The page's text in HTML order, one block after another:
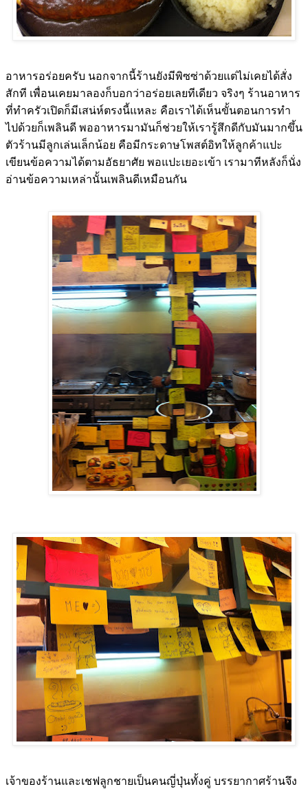
อาหารอร่อยครับ นอกจากนี้ร้านยังมีพิซซ่าด้วยแต่ไม่เคยได้สั่ง
สักที เพื่อนเคยมาลองก็บอกว่าอร่อยเลยทีเดียว จริงๆ ร้านอาหาร
ที่ทำครัวเปิดก็มีเสน่ห์ตรงนี้แหละ คือเราได้เห็นขั้นตอนการทำ
ไปด้วยก็เพลินดี พออาหารมามันก็ช่วยให้เรารู้สึกดีกับมันมากขึ้น
ตัวร้านมีลูกเล่นเล็กน้อย คือมีกระดาษโพสต์อิทให้ลูกค้าแปะ
เขียนข้อความได้ตามอัธยาศัย พอแปะเยอะเข้า เรามาทีหลังก็นั่ง
อ่านข้อความเหล่านั้นเพลินดีเหมือนกัน
เจ้าของร้านและเชฟลูกชายเป็นคนญี่ปุ่นทั้งคู่ บรรยากาศร้านจึง